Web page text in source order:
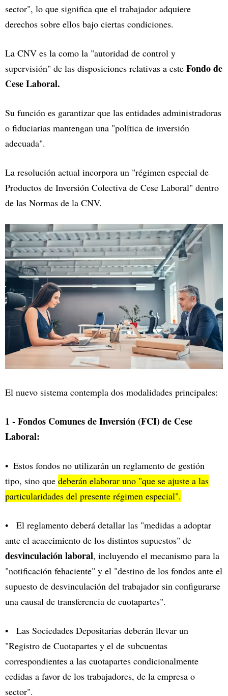
sector", lo que significa que el trabajador adquiere
derechos sobre ellos bajo ciertas condiciones.
La CNV es la como la "autoridad de control y
supervisión" de las disposiciones relativas a este Fondo de
Cese Laboral.
Su función es garantizar que las entidades administradoras
o fiduciarias mantengan una "política de inversión
adecuada".
La resolución actual incorpora un "régimen especial de
Productos de Inversión Colectiva de Cese Laboral" dentro
de las Normas de la CNV.
El nuevo sistema contempla dos modalidades principales:
1 - Fondos Comunes de Inversión (FCI) de Cese
Laboral:
Estos fondos no utilizarán un reglamento de gestión
tipo, sino que deberán elaborar uno "que se ajuste a las
particularidades del presente régimen especial".
El reglamento deberá detallar las "medidas a adoptar
ante el acaecimiento de los distintos supuestos" de
desvinculación laboral, incluyendo el mecanismo para la
"notificación fehaciente" y el "destino de los fondos ante el
supuesto de desvinculación del trabajador sin configurarse
una causal de transferencia de cuotapartes".
Las Sociedades Depositarias deberán llevar un
"Registro de Cuotapartes y el de subcuentas
correspondientes a las cuotapartes condicionalmente
cedidas a favor de los trabajadores, de la empresa o
sector".